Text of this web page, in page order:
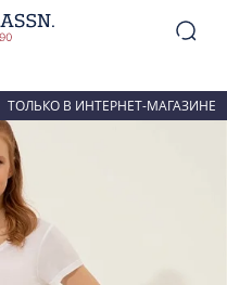
ТОЛЬКО В ИНТЕРНЕТ-МАГАЗИНЕ